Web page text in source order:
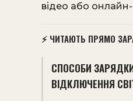
відео або
⚡ ЧИТАЮТЬ ПРЯМО
СПОСОБИ
ВІДКЛЮЧЕННЯ